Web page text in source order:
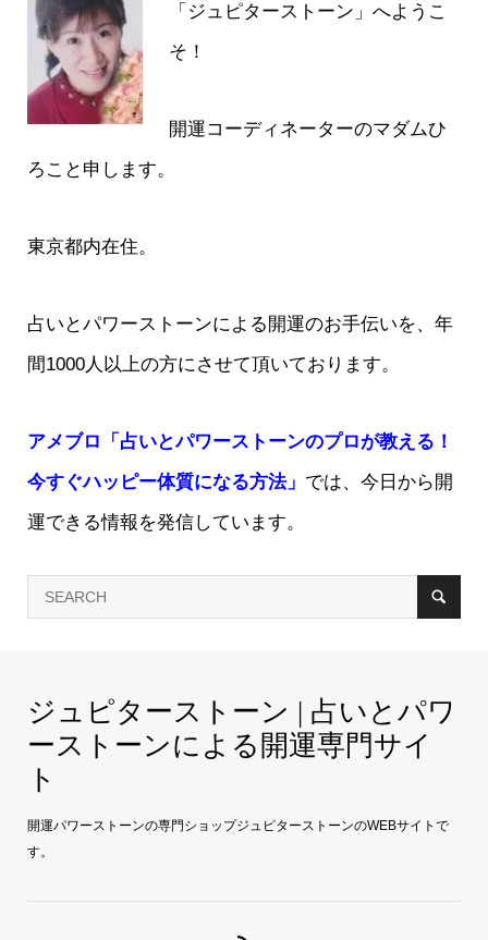
「ジュピターストーン」へようこ
そ！
開運コーディネーターのマダムひ
ろこと申します。
東京都内在住。
占いとパワーストーンによる開運のお手伝いを、年
間1000人以上の方にさせて頂いております。
アメブロ「占いとパワーストーンのプロが教える！
今すぐハッピー体質になる方法」 では、今日から開
運できる情報を発信しています。
ジュピターストーン | 占いとパワ
ーストーンによる開運専門サイ
ト
開運パワーストーンの専門ショップジュピターストーンのWEBサイトで
す。